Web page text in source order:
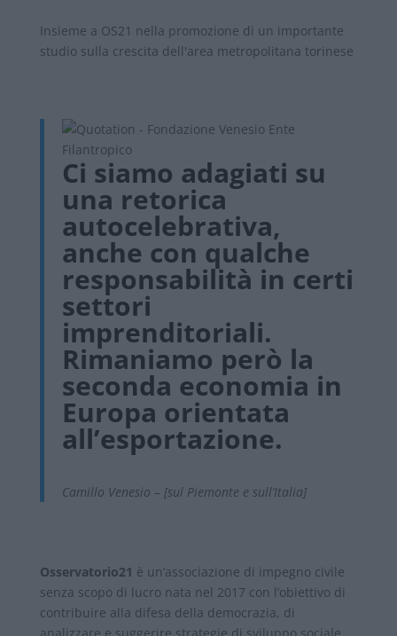
Insieme a OS21 nella promozione di un importante
studio sulla crescita dell'area metropolitana torinese
Ci siamo adagiati su
una retorica
autocelebrativa,
anche con qualche
responsabilità in certi
settori
imprenditoriali.
Rimaniamo però la
seconda economia in
Europa orientata
all’esportazione.
Camillo Venesio – [sul Piemonte e sull’Italia]
Osservatorio21 è un’associazione di impegno civile
senza scopo di lucro nata nel 2017 con l’obiettivo di
contribuire alla difesa della democrazia, di